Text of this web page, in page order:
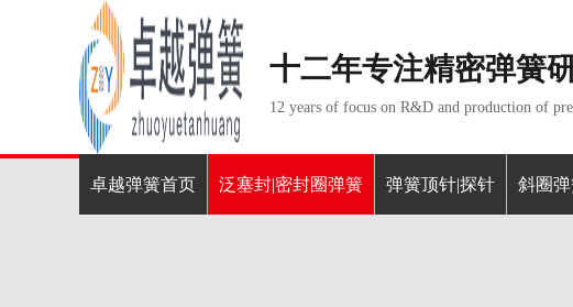
十二年专注精密弹簧
12 years of focus on R&D and production of
卓越弹簧首页 泛塞封|密封圈弹簧 弹簧顶针|探针 斜圈